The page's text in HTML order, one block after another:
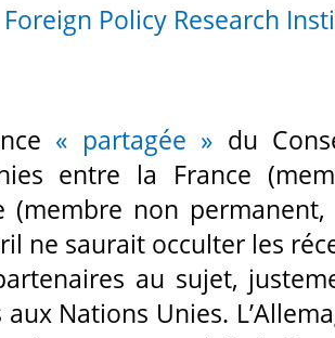
Foreign Policy Research
« partagée » du
entre la France
(membre non
ne saurait occulter les
au sujet,
aux Nations Unies.